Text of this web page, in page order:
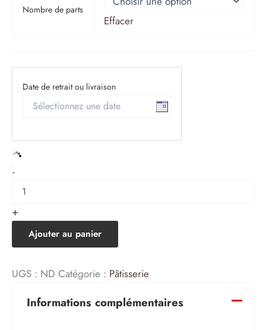
Nombre de parts
Effacer
Date de retrait ou livraison
-
Entremets
trois
chocolats
adapté
diabétiques
+
Ajouter au panier
UGS : ND Catégorie : Pâtisserie
Informations complémentaires